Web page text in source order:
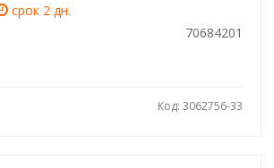
срок 2 дн.
70684201
Код: 3062756-33